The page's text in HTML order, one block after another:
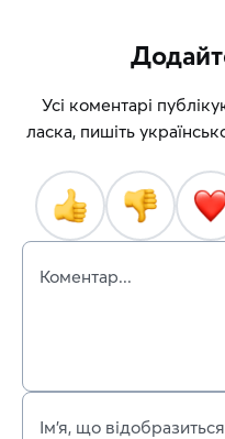
Усі коментарі
ласка, пишіть
Коментар...
Ім’я, що